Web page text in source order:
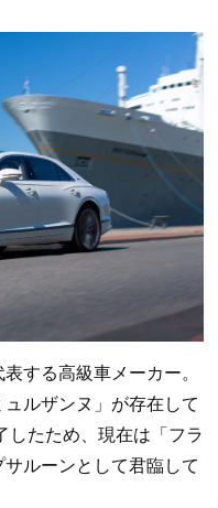
する高級車メーカー。
ルザンヌ」が存在して
したため、現在は「フラ
ルーンとして君臨して